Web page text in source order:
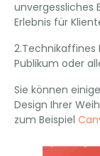
unvergessliches
Erlebnis für
2.Technikaffines
Publikum oder
Sie können
Design Ihrer
zum Beispiel